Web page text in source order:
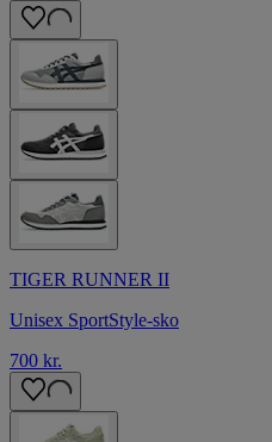
TIGER RUNNER II
Unisex SportStyle-sko
700 kr.